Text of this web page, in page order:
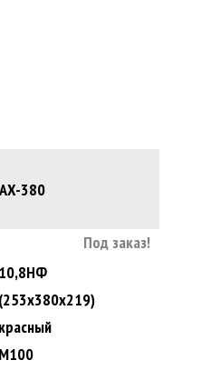
380
Под заказ!
10,8НФ
(253x380x219)
красный
M100